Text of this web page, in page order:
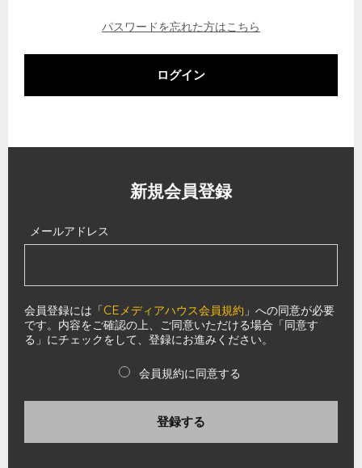
パスワードを忘れた方はこちら
ログイン
新規会員登録
メールアドレス
会員登録には「CEメディアハウス会員規約 」への同意が必要
です。内容をご確認の上、ご同意いただける場合「同意す
る」にチェックをして、登録にお進みください。
会員規約に同意する
登録する